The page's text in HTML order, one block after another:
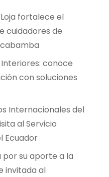
fortalece el
cuidadores de
conoce
con soluciones
Internacionales del
al Servicio
Ecuador
por su aporte a la
invitada al